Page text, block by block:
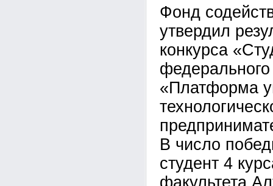
Фонд
утвердил
конкурса
федерального
«Платформа
В число
студент 4
факультета